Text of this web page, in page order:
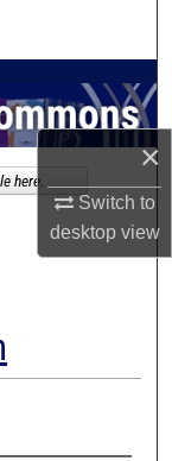
×
Switch to
desktopview
here.